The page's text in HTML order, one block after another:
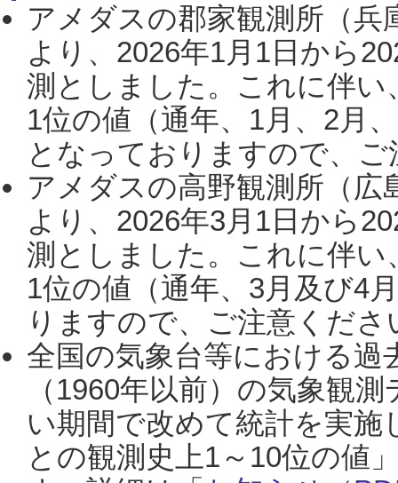
アメダスの郡家観測所（
より、2026年1月1日から
測としました。これに伴い
1位の値（通年、1月、2月
となっておりますので、
アメダスの高野観測所（
より、2026年3月1日から
測としました。これに伴い
1位の値（通年、3月及び4
りますので、ご注意くだ
全国の気象台等における過
（1960年以前）の気象観
い期間で改めて統計を実
との観測史上1～10位の値